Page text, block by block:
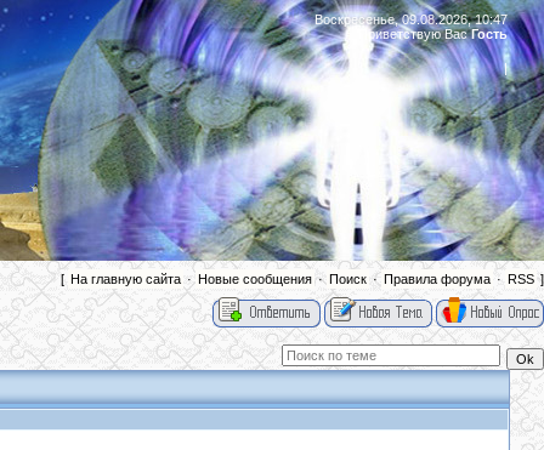
Воскресенье, 09.08.2026, 10:47
Приветствую ВасГость
|
[ На главную сайта · Новые сообщения· Поиск · Правила форума · RSS ]